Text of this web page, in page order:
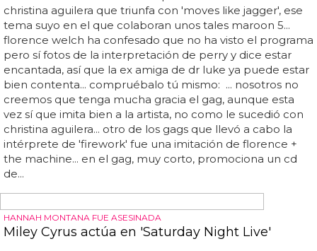
'DOG TRIAL IS OVER'
Katy Perry también imitó a Florence + The
Machine en 'Saturday Night Live'
el pasado sábado katy perry fue la presentadora
invitada en '
tema suyo en el que colaboran unos tales maroon 5...
florence welch ha confesado que no ha visto el programa